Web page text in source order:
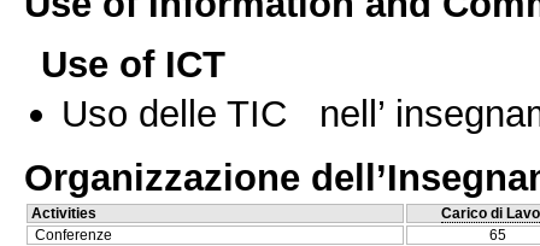
Use of ICT
Uso delle TIC nell’
Organizzazione
Activities
Carico di
Conferenze
65